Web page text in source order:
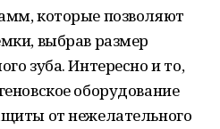
которые позволяют
выбрав размер
зуба. Интересно и то,
оборудование
от нежелательного